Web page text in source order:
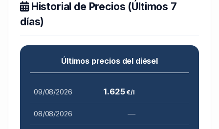
Historial de Precios (Últimos 7
días)
Últimos precios del diésel
09/08/2026 1.625€/l
08/08/2026 —